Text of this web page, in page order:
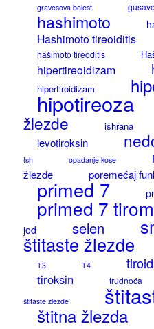
gravesova bolest
hashimoto
Hashimoto tireoiditis
hašimoto tireoditis
hipertireoidizam
hipertiroidizam
hipotireoza
žlezde
ishrana
levotiroksin
tsh
opadanje kose
žlezde
poremećaj
primed 7
primed 7
jod
selen
štitaste žlezde
T3
T4
tiroksin trudnoća
štitaste žlezde
štitna žlezda